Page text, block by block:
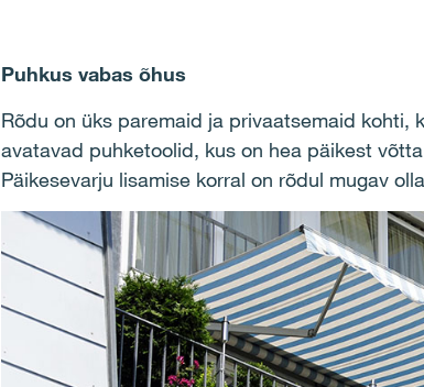
Puhkus vabas õhus
Rõdu on üks paremaid ja privaatsemaid kohti,
avatavad puhketoolid, kus on hea päikest
Päikesevarju lisamise korral on rõdul mugav